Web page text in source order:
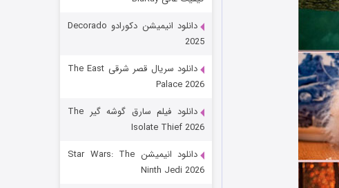
باب اسفنجی فصل ۱۷
قسمت
دانلود انیمیشن دکورادو Decorado
2025
دانلود سریال قصر شرقی The East
Palace 2026
دانلود فیلم سارق گوشه گیر The
Isolate Thief 2026
دانلود انیمیشن Star Wars: The
Ninth Jedi 2026